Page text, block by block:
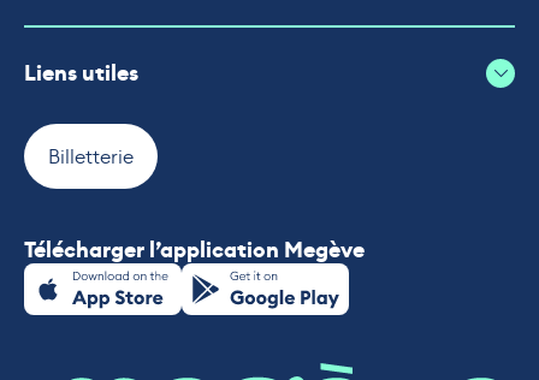
Liens utiles
Billetterie
Télécharger l’application Megève